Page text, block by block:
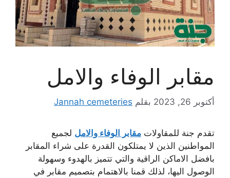
مقابر الوفاء والامل
أكتوبر 26, 2023 بقلم Jannah cemeteries
تقدم جنة للمقاولات مقابر الوفاء والامل لجميع
المواطنين الذين لا يمتلكون القدرة على شراء المقابر
بافضل الاماكن الراقية والتي تتميز بالهدوء وسهولة
الوصول اليها، لذلك قمنا بالاهتمام بتصميم مقابر في